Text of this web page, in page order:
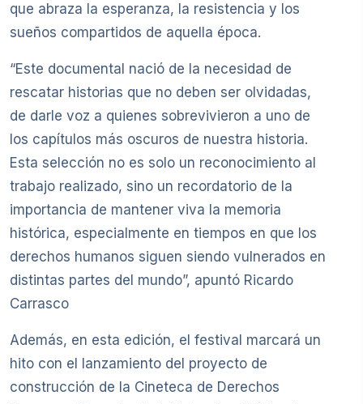
que abraza la esperanza, la resistencia y los
sueños compartidos de aquella época.
“Este documental nació de la necesidad de
rescatar historias que no deben ser olvidadas,
de darle voz a quienes sobrevivieron a uno de
los capítulos más oscuros de nuestra historia.
Esta selección no es solo un reconocimiento al
trabajo realizado, sino un recordatorio de la
importancia de mantener viva la memoria
histórica, especialmente en tiempos en que los
derechos humanos siguen siendo vulnerados en
distintas partes del mundo”, apuntó Ricardo
Carrasco
Además, en esta edición, el festival marcará un
hito con el lanzamiento del proyecto de
construcción de la Cineteca de Derechos